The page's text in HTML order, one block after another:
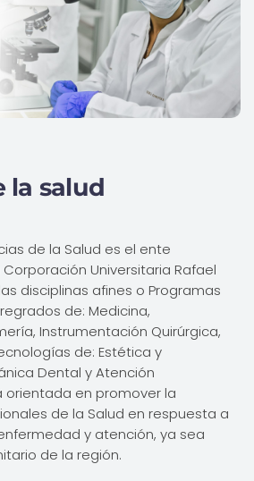
la salud
de la Salud es el ente
Universitaria Rafael
disciplinas afines o Programas
de: Medicina,
Instrumentación Quirúrgica,
de: Estética y
Dental y Atención
orientada en promover la
de la Salud en respuesta a
y atención, ya sea
de la región.